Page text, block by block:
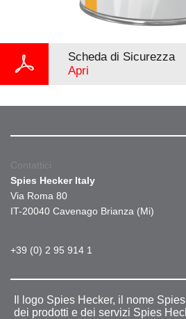
Scheda di Sicurezza
Apri
Contattici
Spies Hecker Italy
Via Roma 80
IT-20040 Cavenago Brianza (Mi)
+39 (0) 2 95 914 1
Il logo Spies Hecker, il nome
dei prodotti e dei servizi Spies